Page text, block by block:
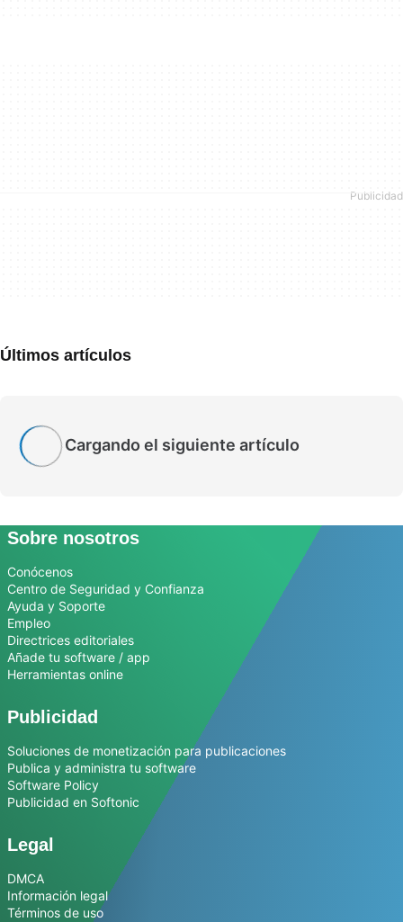
Últimos artículos
Cargando el siguiente artículo
Sobre nosotros
Conócenos
Centro de Seguridad y Confianza
Ayuda y Soporte
Empleo
Directrices editoriales
Añade tu software / app
Herramientas online
Publicidad
Soluciones de monetización para publicaciones
Publica y administra tu software
Software Policy
Publicidad en Softonic
Legal
DMCA
Información legal
Términos de uso